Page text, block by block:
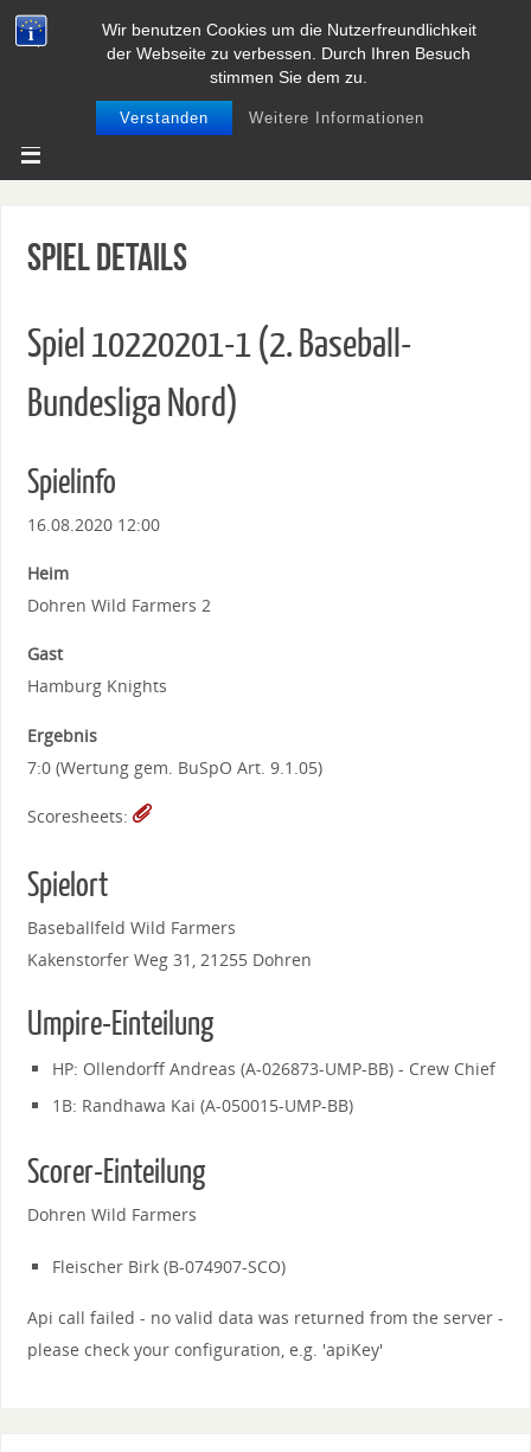
Wir benutzen Cookies um die Nutzerfreundlichkeit
der Webseite zu verbessen. Durch Ihren Besuch
stimmen Sie dem zu.
Verstanden Weitere Informationen
BASEBALL UND SOFTBALL IN
NIEDERSACHSEN
Spiel Details
Spiel 10220201-1 (2. Baseball-
Bundesliga Nord)
Spielinfo
16.08.2020 12:00
Heim
Dohren Wild Farmers 2
Gast
Hamburg Knights
Ergebnis
7:0 (Wertung gem. BuSpO Art. 9.1.05)
Scoresheets:
Spielort
Baseballfeld Wild Farmers
Kakenstorfer Weg 31, 21255 Dohren
Umpire-Einteilung
HP: Ollendorff Andreas (A-026873-UMP-BB) - Crew Chief
1B: Randhawa Kai (A-050015-UMP-BB)
Scorer-Einteilung
Dohren Wild Farmers
Fleischer Birk (B-074907-SCO)
Api call failed - no valid data was returned from the server -
please check your configuration, e.g. 'apiKey'